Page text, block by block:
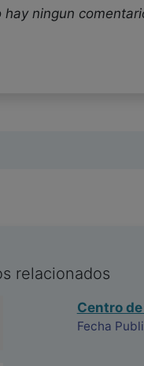
hay ningun
relacionados
Centro
Fecha